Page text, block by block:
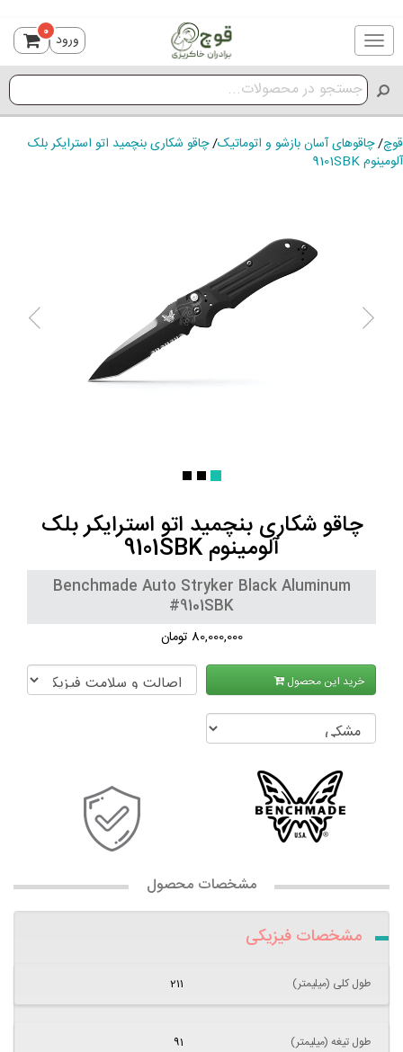
Toggle
navigation
ورود 0
قوچ/چاقوهای آسان بازشو و اتوماتیک/چاقو شکاری بنچمید اتو استرایکر بلک
آلومینوم 9101SBK
چاقو شکاری بنچمید اتو استرایکر بلک
آلومینوم 9101SBK
Benchmade Auto Stryker Black Aluminum
#9101SBK
80,000,000 تومان
خرید این محصول
مشخصات محصول
مشخصات فیزیکی
طول کلی (میلیمتر) 211
طول تیغه (میلیمتر) 91